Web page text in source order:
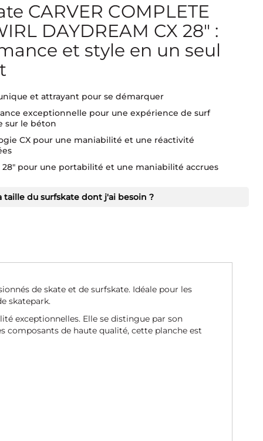
CARVER COMPLETE
DAYDREAM CX 28" :
et style en un seul
et attrayant pour se démarquer
exceptionnelle pour une expérience de surf
sur le béton
CX pour une maniabilité et une réactivité
28" pour une portabilité et une maniabilité accrues
taille du surfskate dont j'ai besoin ?
de skate et de surfskate. Idéale pour les
skatepark.
exceptionnelles. Elle se distingue par son
composants de haute qualité, cette planche est